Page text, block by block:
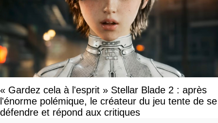
« Gardez cela à l'esprit » Stellar Blade 2 : après
l'énorme polémique, le créateur du jeu tente de se
défendre et répond aux critiques